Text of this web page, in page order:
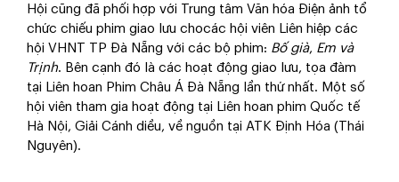
Hội cũng đã phối hợp với Trung tâm Văn hóa Điện ảnh tổ
chức chiếu phim giao lưu chocác hội viên Liên hiệp các
hội VHNT TP Đà Nẵng với các bộ phim: Bố già, Em và
Trịnh. Bên cạnh đó là các hoạt động giao lưu, tọa đàm
tại Liên hoan Phim Châu Á Đà Nẵng lần thứ nhất. Một số
hội viên tham gia hoạt động tại Liên hoan phim Quốc tế
Hà Nội, Giải Cánh diều, về nguồn tại ATK Định Hóa (Thái
Nguyên).